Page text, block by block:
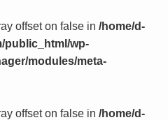
offset on false in /home/d-
public_html/wp-
modules/meta-
offset on false in /home/d-